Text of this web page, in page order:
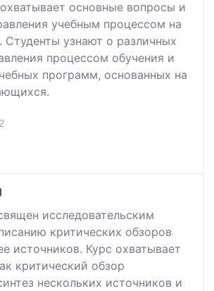
основные вопросы и
учебным процессом на
Студенты узнают о различных
процессом обучения и
программ, основанных на
исследовательским
критических обзоров
источников. Курс охватывает
критический обзор
нескольких источников и